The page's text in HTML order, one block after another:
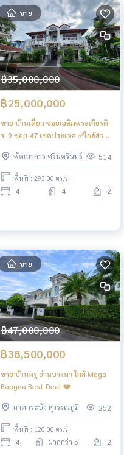
ขาย
฿35,000,000
฿25,000,000
ขาย บ้านเดี่ยว ซอยเฉลิมพระเกียรติ
ร .9 ซอย 47 เขตประเวศ ✅️ใกล้สวน
ครัว1 ห้องเมดจอดรถ 7 คัน บนที่ดิน
239 ตารางวาขาย 39 ล้าน บาท ต่อ
รองได้InboxหรือLINE OA :
@lurofficial #เฉลิมพระเกียรติร9
พัฒนาการ ศรีนครินทร์ 514
พื้นที่ : 293.00 ตร.ว.
4 4 2
ขาย
฿47,000,000
฿38,500,000
ขาย บ้านหรู ย่านบางนา ใกล้ Mega
Bangna Best Deal ❤️
ลาดกระบัง สุวรรณภูมิ 252
พื้นที่ : 120.00 ตร.ว.
4 มากกว่า 5 2